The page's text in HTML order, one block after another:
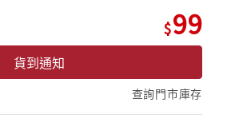
99
貨到通知
查詢門市庫存